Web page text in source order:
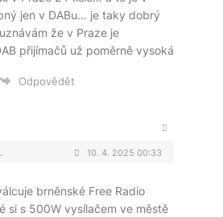
jen v DABu… je taky dobrý
že v Praze je
přijímačů už poměrně vysoká
Odpovědět
10. 4. 2025 00:33
brněnské Free Radio
si s 500W vysílačem ve městě